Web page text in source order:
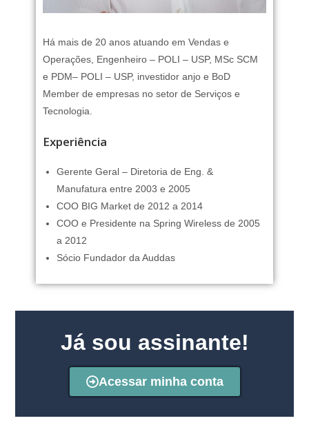
Há mais de 20 anos atuando em Vendas e
Operações, Engenheiro – POLI – USP, MSc SCM
e PDM– POLI – USP, investidor anjo e BoD
Member de empresas no setor de Serviços e
Tecnologia.
Experiência
Gerente Geral – Diretoria de Eng. &
Manufatura entre 2003 e 2005
COO BIG Market de 2012 a 2014
COO e Presidente na Spring Wireless de 2005
a 2012
Sócio Fundador da Auddas
Já sou assinante!
Acessar minha conta